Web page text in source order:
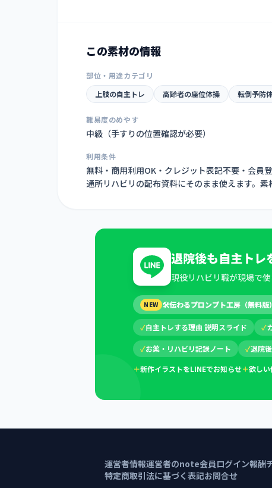
この素材の情報
部位・用途カテゴリ
上肢の自主トレ
高齢者の座位体操 転倒予防
難易度のめやす
中級（手すりの位置確認が必要）
利用条件
無料・商用利用OK・クレジット表記不要・会員
通所リハビリの配布資料にそのまま使えます。
退院後も自主トレ
現役リハビリ職が現場で
NEW 🛠伝わるプロンプト工房（無料版
✓自主トレする理由 説明スライド ✓
✓お薬・リハビリ記録ノート ✓退院
＋新作イラストをLINEでお知らせ＋欲し
運営者情報運営者のnote会員ログイン報酬
特定商取引法に基づく表記お問合せ